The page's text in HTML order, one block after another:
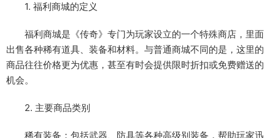
1. 福利商城的定义
福利商城是《传奇》专门为玩家设立的一个特殊商店，里面
出售各种稀有道具、装备和材料。与普通商城不同的是，这里的
商品往往价格更为优惠，甚至有时会提供限时折扣或免费赠送的
机会。
2. 主要商品类别
稀有装备：包括武器、防具等各种高级别装备，帮助玩家迅